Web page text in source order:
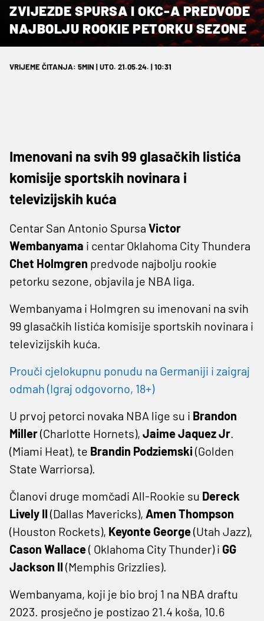
ZVIJEZDE SPURSA I OKC-A PREDVODE
NAJBOLJU ROOKIE PETORKU SEZONE
VRIJEME ČITANJA: 5MIN | UTO. 21.05.24. | 10:31
Imenovani na svih 99 glasačkih listića
komisije sportskih novinara i
televizijskih kuća
Centar San Antonio Spursa Victor
Wembanyama i centar Oklahoma City Thundera
Chet Holmgren predvode najbolju rookie
petorku sezone, objavila je NBA liga.
Wembanyama i Holmgren su imenovani na svih
99 glasačkih listića komisije sportskih novinara i
televizijskih kuća.
Prouči cjelokupnu ponudu na Germaniji i zaigraj
odmah (Igraj odgovorno, 18+)
U prvoj petorci novaka NBA lige su i Brandon
Miller(Charlotte Hornets), Jaime Jaquez Jr
(Miami Heat), te Brandin Podziemski (Golden
State Warriorsa).
Članovi druge momčadi All-Rookie su Dereck
Lively II (Dallas Mavericks), Amen Thompson
(Houston Rockets), Keyonte George(Utah Jazz),
Cason Wallace( Oklahoma City Thunder) i GG
Jackson II (Memphis Grizzlies).
Wembanyama, koji je bio broj 1 na NBA draftu
2023. prosječno je postizao 21.4 koša, 10.6